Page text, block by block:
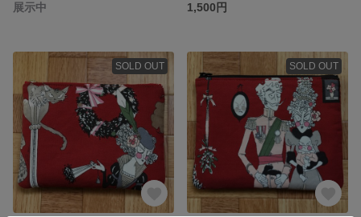
展示中 1,500円
SOLD OUT SOLD OUT